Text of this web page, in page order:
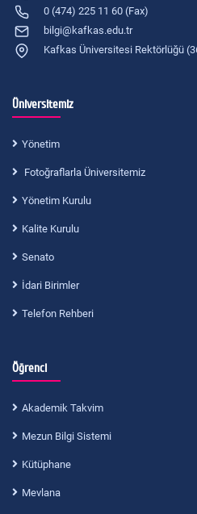
0 (474) 225 11 60 (Fax)
bilgi@kafkas.edu.tr
Kafkas Üniversitesi Rektörlüğü
Üniversitemiz
Yönetim
Fotoğraflarla Üniversitemiz
Yönetim Kurulu
Kalite Kurulu
Senato
İdari Birimler
Telefon Rehberi
Öğrenci
Akademik Takvim
Mezun Bilgi Sistemi
Kütüphane
Mevlana